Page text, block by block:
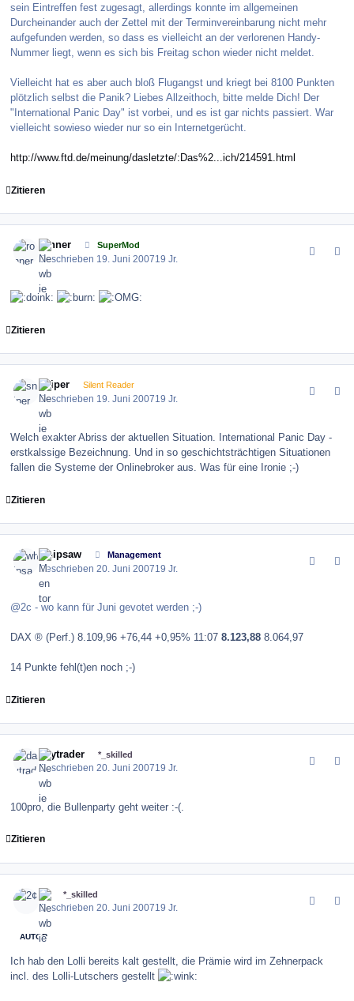
sein Eintreffen fest zugesagt, allerdings konnte im allgemeinen
Durcheinander auch der Zettel mit der Terminvereinbarung nicht mehr
aufgefunden werden, so dass es vielleicht an der verlorenen Handy-
Nummer liegt, wenn es sich bis Freitag schon wieder nicht meldet.
Vielleicht hat es aber auch bloß Flugangst und kriegt bei 8100 Punkten
plötzlich selbst die Panik? Liebes Allzeithoch, bitte melde Dich! Der
"International Panic Day" ist vorbei, und es ist gar nichts passiert. War
vielleicht sowieso wieder nur so ein Internetgerücht.
http://www.ftd.de/meinung/dasletzte/:Das%2...ich/214591.html
Zitieren
ronner SuperMod
Geschrieben 19. Juni 200719 Jr.
Zitieren
sniper Silent Reader
Geschrieben 19. Juni 200719 Jr.
Welch exakter Abriss der aktuellen Situation. International Panic Day -
erstkalssige Bezeichnung. Und in so geschichtsträchtigen Situationen
fallen die Systeme der Onlinebroker aus. Was für eine Ironie ;-)
Zitieren
whipsaw Management
Geschrieben20. Juni 200719 Jr.
@2c - wo kann für Juni gevotet werden ;-)
DAX ® (Perf.) 8.109,96 +76,44 +0,95% 11:07 8.123,88 8.064,97
14 Punkte fehl(t)en noch ;-)
Zitieren
daytrader *_skilled
Geschrieben20. Juni 200719 Jr.
100pro, die Bullenparty geht weiter :-(.
Zitieren
2¢ *_skilled
Geschrieben20. Juni 200719 Jr.
AUTOR
Ich hab den Lolli bereits kalt gestellt, die Prämie wird im Zehnerpack
incl. des Lolli-Lutschers gestellt